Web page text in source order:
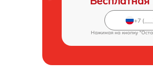
Нажимая на кнопку